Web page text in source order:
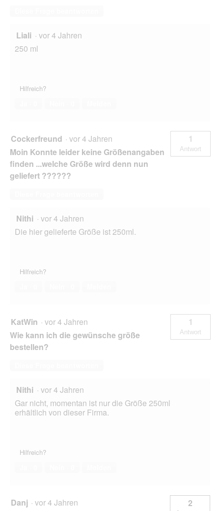
Liali · vor 4 Jahren
250 ml
Hilfreich?
Cockerfreund · vor 4 Jahren
Moin Konnte leider keine Größenangaben
finden ...welche Größe wird denn nun
geliefert ??????
1
Antwort
Nithi · vor 4 Jahren
Die hier gelieferte Größe ist 250ml.
Hilfreich?
KatWin · vor 4 Jahren
Wie kann ich die gewünsche größe
bestellen?
1
Antwort
Nithi · vor 4 Jahren
Gar nicht, momentan ist nur die Größe 250ml
erhältlich von dieser Firma.
Hilfreich?
Danj · vor 4 Jahren
2